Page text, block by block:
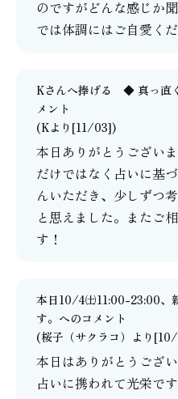
のですがどんな感じか
では体調にはご自愛くだ
Kさんへ捧げる ◆ 真っ直
メント
(Kより[11/03])
本日ありがとうござい
だけではなく占いに基
んいただき、少しずつ
と思えました。またご
す！
本日10/4㈯11:00-23:00、
す。 へのコメント
(桜子（サクラコ） より
本日はありがとうござ
占いに携われて光栄で